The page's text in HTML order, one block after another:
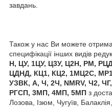
завдань.
Також у нас Ви можете
специфікації інших видів
Н, ЦУ, 1ЦУ, Ц3У, Ц2Н, РМ,
ЦДНД, КЦ1, КЦ2, 1МЦ2С,
УЗВК, А, Ч, 2Ч, NMRV, Ч2,
РГСП, 3МП, 4МП, 5МП з
Лозова, Ізюм, Чугуїв,